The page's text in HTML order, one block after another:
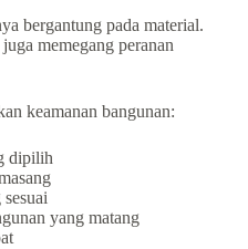
bergantung pada material.
memegang peranan
keamanan bangunan:
dipilih
yang matang